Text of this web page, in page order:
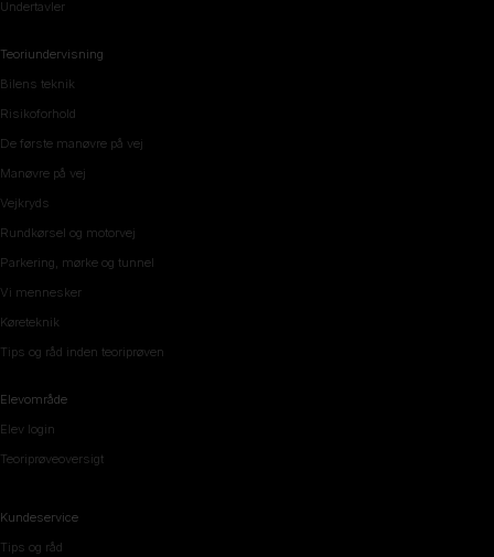
Undertavler
Teoriundervisning
Bilens teknik
Risikoforhold
De første manøvre på vej
Manøvre på vej
Vejkryds
Rundkørsel og motorvej
Parkering, mørke og tunnel
Vi mennesker
Køreteknik
Tips og råd inden teoriprøven
Elevområde
Elev login
Teoriprøveoversigt
Kundeservice
Tips og råd